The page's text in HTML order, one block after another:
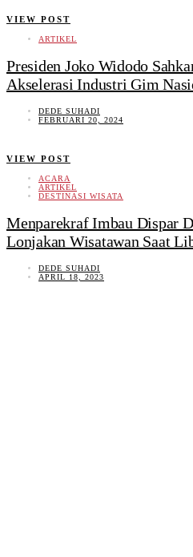
VIEW POST
ARTIKEL
Presiden Joko Widodo
Akselerasi Industri Gim
DEDE SUHADI
FEBRUARI 20, 2024
VIEW POST
ACARA
ARTIKEL
DESTINASI WISATA
Menparekraf Imbau Dispar
Lonjakan Wisatawan Saat
DEDE SUHADI
APRIL 18, 2023